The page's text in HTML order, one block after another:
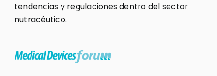
tendencias y regulaciones dentro del sector
nutracéutico.